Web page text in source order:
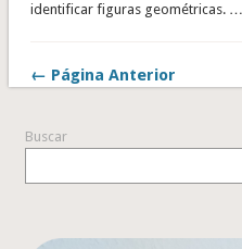
identificar figuras geométricas. …
← Página Anterior
Buscar